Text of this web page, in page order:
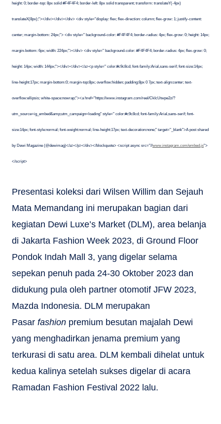
height: 0; border-top: 8px solid #F4F4F4; border-left: 8px solid transparent; transform: translateY(-4px)
translateX(8px);"></div></div></div> <div style="display: flex; flex-direction: column; flex-grow: 1; justify-content:
center; margin-bottom: 24px;"> <div style=" background-color: #F4F4F4; border-radius: 4px; flex-grow: 0; height: 14px;
margin-bottom: 6px; width: 224px;"></div> <div style=" background-color: #F4F4F4; border-radius: 4px; flex-grow: 0;
height: 14px; width: 144px;"></div></div></a><p style=" color:#c9c8cd; font-family:Arial,sans-serif; font-size:14px;
line-height:17px; margin-bottom:0; margin-top:8px; overflow:hidden; padding:8px 0 7px; text-align:center; text-
overflow:ellipsis; white-space:nowrap;"><a href="https://www.instagram.com/reel/CkIcUtwpe2z/?
utm_source=ig_embed&amp;utm_campaign=loading" style=" color:#c9c8cd; font-family:Arial,sans-serif; font-
size:14px; font-style:normal; font-weight:normal; line-height:17px; text-decoration:none;" target="_blank">A post shared
by Dewi Magazine (@dewimag)</a></p></div></blockquote> <script async src="//www.instagram.com/embed.js">
</script>
Presentasi koleksi dari Wilsen Willim dan Sejauh
Mata Memandang ini merupakan bagian dari
kegiatan Dewi Luxe’s Market (DLM), area belanja
di Jakarta Fashion Week 2023, di Ground Floor
Pondok Indah Mall 3, yang digelar selama
sepekan penuh pada 24-30 Oktober 2023 dan
didukung pula oleh partner otomotif JFW 2023,
Mazda Indonesia. DLM merupakan
Pasar fashion premium besutan majalah Dewi
yang menghadirkan jenama premium yang
terkurasi di satu area. DLM kembali dihelat untuk
kedua kalinya setelah sukses digelar di acara
Ramadan Fashion Festival 2022 lalu.